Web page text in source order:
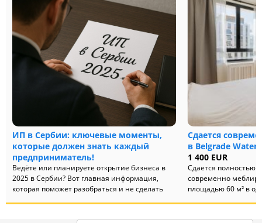
ИП в Сербии: ключевые моменты,
которые должен знать каждый
предприниматель!
Ведёте или планируете открытие бизнеса в
2025 в Сербии? Вот главная информация,
которая поможет разобраться и не сделать
Сдается
в Belgrade
1 400 EUR
Сдается полностью
современно
площадью 60 м² в